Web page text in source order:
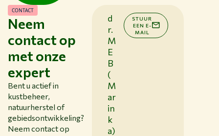
Neem
contact op
met onze
expert
CONTACT
Bent u actief in
kustbeheer,
natuurherstel of
gebiedsontwikkeling?
Neem contact op
d
r.
M
E
B
(
M
ar
in
k
a)
STUUR
EEN E-
MAIL